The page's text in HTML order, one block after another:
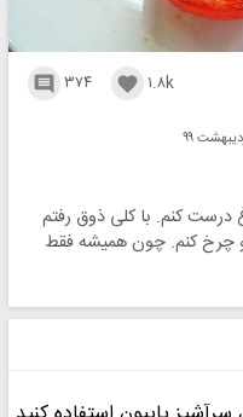
۳۷۴  ۱.۸k 
درست کنم. با کلی ذوق رفتم
چرخ کنم. چون همیشه فقط
همون زمانی بود که
رو درست میکردم و آبش